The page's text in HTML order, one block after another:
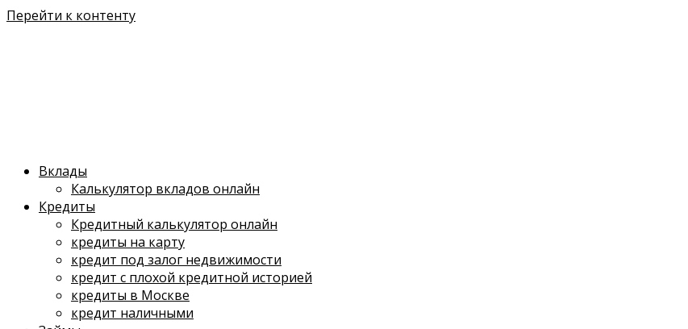
Перейти к контенту
Вклады
Калькулятор вкладов онлайн
Кредиты
Кредитный калькулятор онлайн
кредиты на карту
кредит под залог недвижимости
кредит с плохой кредитной историей
кредиты в Москве
кредит наличными